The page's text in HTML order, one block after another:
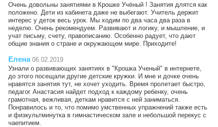
Очень довольны занятиями в Крошке Учёный ! Занятия длятся как
положено. Дети из кабинета даже не выбегают. Учитель держит
интерес у деток весь урок. Мы ходим по два часа два раза в
неделю. Очень рекомендуем. Развивают и логику, и мышление, и
учат письму, счету, правописанию. Особенно радует, что дают
общие знания о стране и окружающем мире. Приходите!
Елена 06.02.2019
Узнали о развивающих занятиях в "Крошка Ученый" в интернете,
до этого посещали другие детские кружки. И мне и дочке очень
нравятся занятия тут, не хочет уходить. Время пролетает быстро,
педагог Анастасия найдет подход к каждому ребенку, очень
грамотная, вежливая, деткам нравится с ней заниматься.
Понравилось и то, что помимо умственных упражнений также есть
и физкультминутка в гимнастическом зале и небольшой перекус с
чаепитием.